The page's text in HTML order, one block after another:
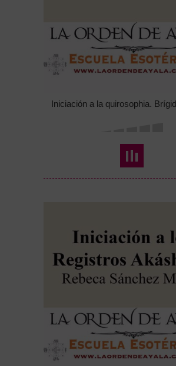
Iniciación a la quirosophia.